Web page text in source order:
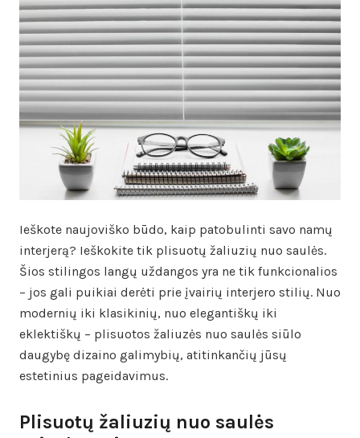
Ieškote naujoviško būdo, kaip patobulinti savo namų
interjerą? Ieškokite tik plisuotų žaliuzių nuo saulės.
Šios stilingos langų uždangos yra ne tik funkcionalios
– jos gali puikiai derėti prie įvairių interjero stilių. Nuo
modernių iki klasikinių, nuo elegantiškų iki
eklektiškų – plisuotos žaliuzės nuo saulės siūlo
daugybę dizaino galimybių, atitinkančių jūsų
estetinius pageidavimus.
Plisuotų žaliuzių nuo saulės